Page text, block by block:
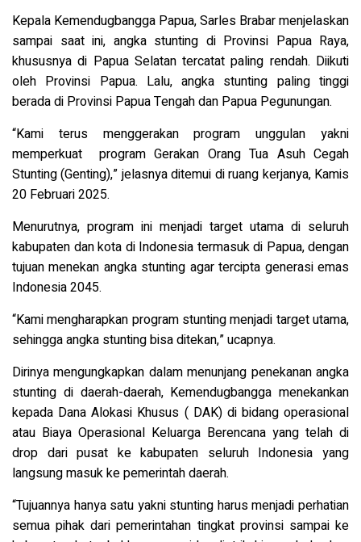
Kepala Kemendugbangga Papua, Sarles Brabar menjelaskan
sampai saat ini, angka stunting di Provinsi Papua Raya,
khususnya di Papua Selatan tercatat paling rendah. Diikuti
oleh Provinsi Papua. Lalu, angka stunting paling tinggi
berada di Provinsi Papua Tengah dan Papua Pegunungan.
“Kami terus menggerakan program unggulan yakni
memperkuat program Gerakan Orang Tua Asuh Cegah
Stunting (Genting),” jelasnya ditemui di ruang kerjanya, Kamis
20 Februari 2025.
Menurutnya, program ini menjadi target utama di seluruh
kabupaten dan kota di Indonesia termasuk di Papua, dengan
tujuan menekan angka stunting agar tercipta generasi emas
Indonesia 2045.
“Kami mengharapkan program stunting menjadi target utama,
sehingga angka stunting bisa ditekan,” ucapnya.
Dirinya mengungkapkan dalam menunjang penekanan angka
stunting di daerah-daerah, Kemendugbangga menekankan
kepada Dana Alokasi Khusus ( DAK) di bidang operasional
atau Biaya Operasional Keluarga Berencana yang telah di
drop dari pusat ke kabupaten seluruh Indonesia yang
langsung masuk ke pemerintah daerah.
“Tujuannya hanya satu yakni stunting harus menjadi perhatian
semua pihak dari pemerintahan tingkat provinsi sampai ke